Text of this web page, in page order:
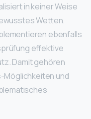
in keiner Weise
Wetten.
ebenfalls
effektive
Damit gehören
Möglichkeiten und